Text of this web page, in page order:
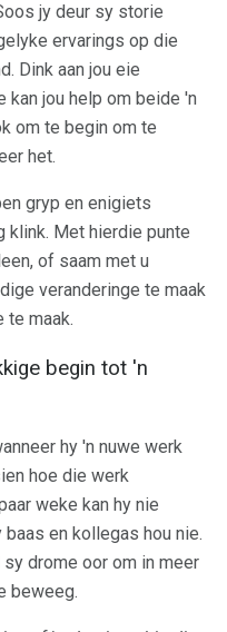
jy deur sy storie
ervarings op die
Dink aan jou eie
kan jou help om beide 'n
om te begin om te
het.
gryp en enigiets
klink. Met hierdie punte
of saam met u
veranderinge te maak
te maak.
begin tot 'n
hy 'n nuwe werk
hoe die werk
weke kan hy nie
en kollegas hou nie.
drome oor om in meer
beweeg.